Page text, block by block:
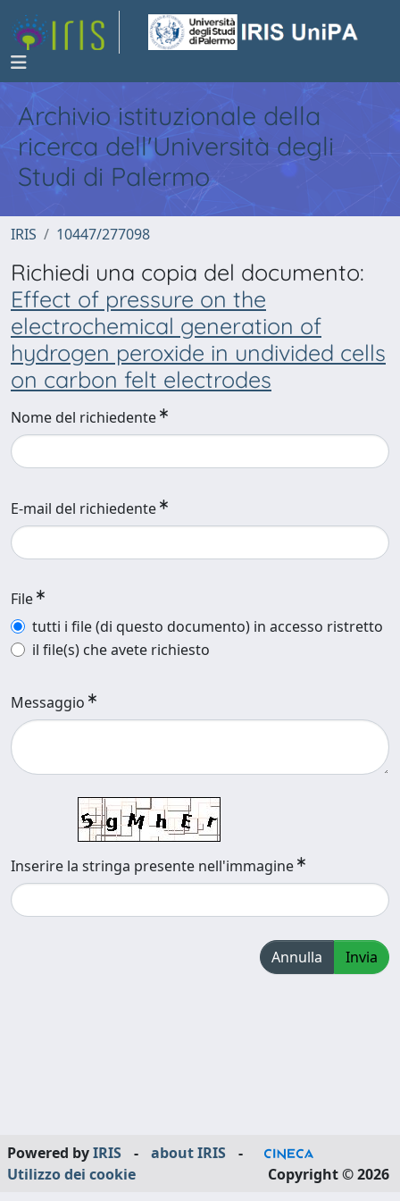
Archivio istituzionale della
ricerca dell'Università degli
Studi di Palermo
IRIS 10447/277098
Richiedi una copia del documento:
Effect of pressure on the
electrochemical generation of
hydrogen peroxide in undivided cells
on carbon felt electrodes
Nome del richiedente
E-mail del richiedente
File
tutti i file (di questo documento) in accesso ristretto
il file(s) che avete richiesto
Messaggio
Inserire la stringa presente nell'immagine
Annulla Invia
Powered byIRIS - about IRIS
-
Utilizzo dei cookie
Copyright © 2026